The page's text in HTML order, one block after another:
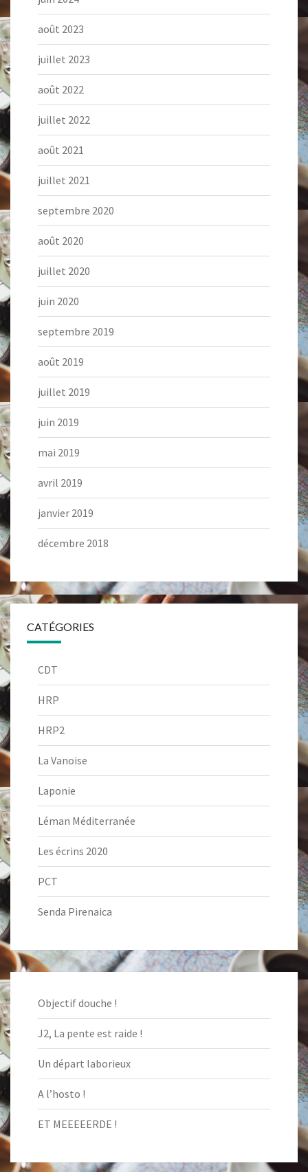
août 2023
juillet 2023
août 2022
juillet 2022
août 2021
juillet 2021
septembre 2020
août 2020
juillet 2020
juin 2020
septembre 2019
août 2019
juillet 2019
juin 2019
mai 2019
avril 2019
janvier 2019
décembre 2018
CATÉGORIES
CDT
HRP
HRP2
La Vanoise
Laponie
Léman Méditerranée
Les écrins 2020
PCT
Senda Pirenaica
Objectif douche !
J2, La pente est raide !
Un départ laborieux
A l’hosto !
ET MEEEEERDE !